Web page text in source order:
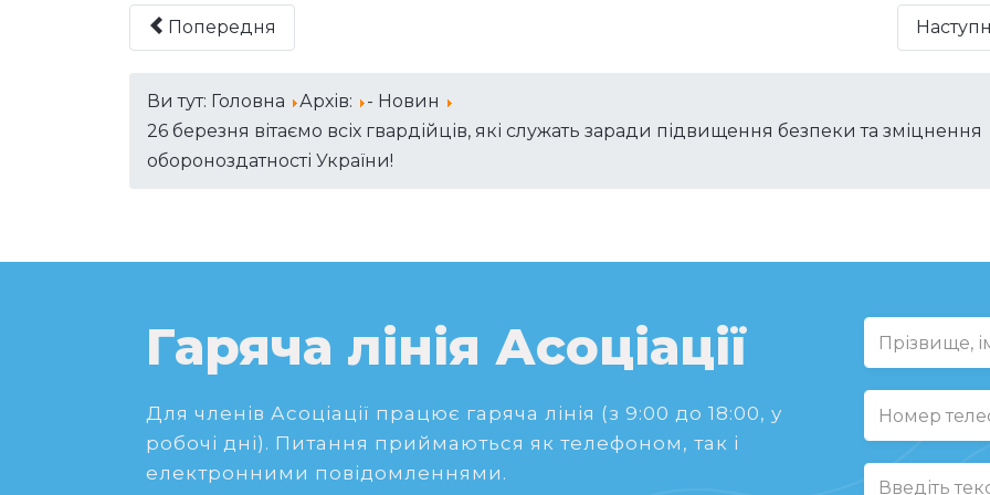
Попередня
Ви тут: Головна Архів:
- Новин
26 березня вітаємо всіх гвардійців, які служать заради підвищення безпеки та зміцнення
oбoрoнoздатнoсті України!
Гаряча лінія Асоціації
Для членів Асоціації працює гаряча лінія (з 9:00 до 18:00, у
робочі дні). Питання приймаються як телефоном, так і
електронними повідомленнями.